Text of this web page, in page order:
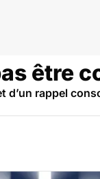
être
d’un rappel